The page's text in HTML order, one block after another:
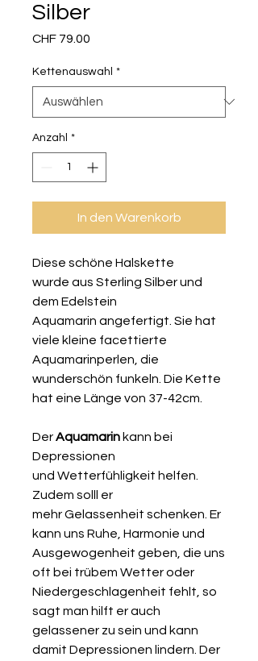
Silber
CHF 79.00
Kettenauswahl *
Anzahl *
In den Warenkorb
Diese schöne Halskette
wurde aus Sterling Silber und
dem Edelstein
Aquamarin angefertigt. Sie hat
viele kleine facettierte
Aquamarinperlen, die
wunderschön funkeln. Die Kette
hat eine Länge von 37-42cm.
DerAquamarin kann bei
Depressionen
und Wetterfühligkeit helfen.
Zudem solll er
mehr Gelassenheit schenken. Er
kann uns Ruhe, Harmonie und
Ausgewogenheit geben, die uns
oft bei trübem Wetter oder
Niedergeschlagenheit fehlt, so
sagt man hilft er auch
gelassener zu sein und kann
damit Depressionen lindern. Der